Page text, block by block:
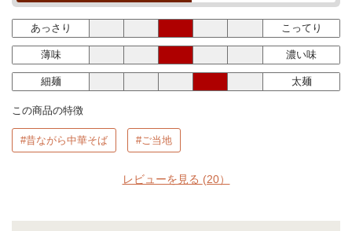
あっさり こってり
薄味 濃い味
細麺 太麺
この商品の特徴
#昔ながら中華そば #ご当地
レビューを見る (20）